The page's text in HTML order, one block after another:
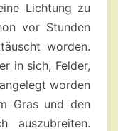
Lichtung zu
vor Stunden
worden.
in sich, Felder,
worden
Gras und den
auszubreiten.